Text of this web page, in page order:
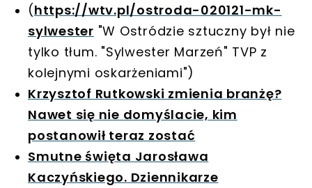
(https://wtv.pl/ostroda-020121-mk-
sylwester "W Ostródzie sztuczny był nie
tylko tłum. "Sylwester Marzeń" TVP z
kolejnymi oskarżeniami")
Krzysztof Rutkowski zmienia branżę?
Nawet się nie domyślacie, kim
postanowił teraz zostać
Smutne święta Jarosława
Kaczyńskiego. Dziennikarze